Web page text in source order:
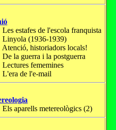
estafes de l'escola franquista
(1936-1939)
historiadors locals!
la guerra i la postguerra
fememines
de l'e-mail
aparells metereològics (2)